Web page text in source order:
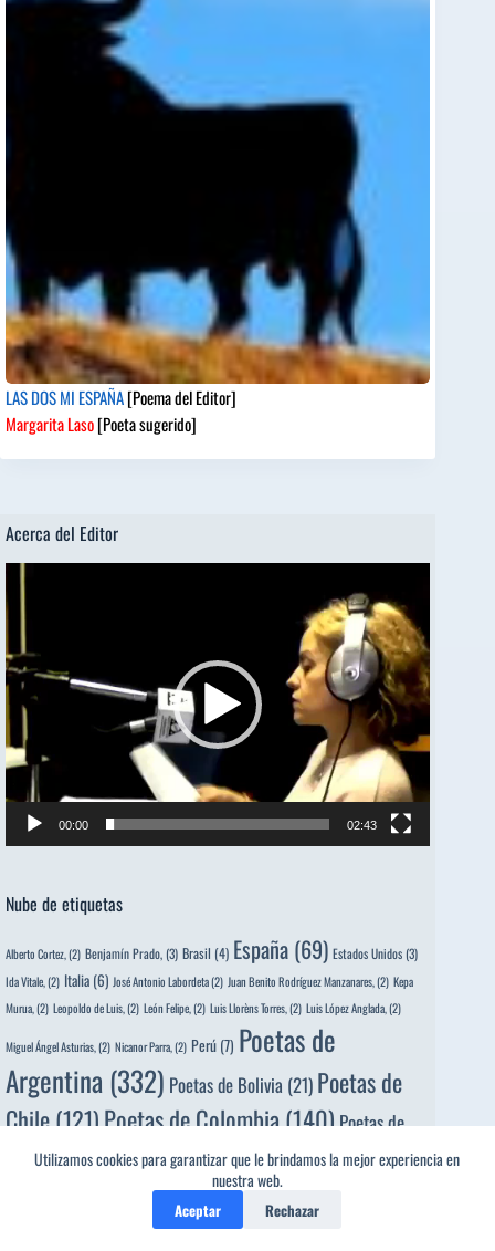
Utilizamos cookies para garantizar que le brindamos la mejor experiencia en
nuestra web.
Aceptar Rechazar
LAS DOS MI ESPAÑA[Poema del Editor]
Margarita Laso[Poeta sugerido]
Acerca del Editor
de
vídeo
00:00 02:43
Nube de etiquetas
Alberto Cortez,(2) Benjamín Prado,(3) Brasil (4) España (69) Estados Unidos(3)
Ida Vitale,(2) Italia (6) José Antonio Labordeta(2) Juan Benito Rodríguez Manzanares,(2) Kepa
Murua,(2) Leopoldo de Luis,(2) León Felipe,(2) Luis Llorèns Torres,(2) Luis López Anglada,(2)
Miguel Ángel Asturias,(2) Nicanor Parra,(2) Perú (7) Poetas de
Argentina(332) Poetas de Bolivia (21) Poetas de
Chile(121)Poetas de Colombia(140)Poetas de
Costa Rica(25)Poetas de Cuba(118)Poetas de
Poetas de El Salvador(64)